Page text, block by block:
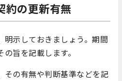
約の更新有無
明示しておきましょう。期間
旨を記載します。
その有無や判断基準などを記